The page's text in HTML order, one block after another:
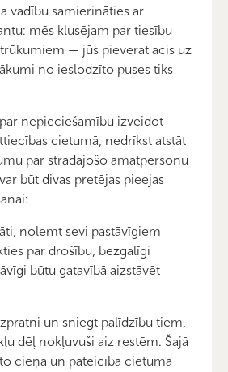
vadību samierināties ar
mēs klusējam par tiesību
— jūs pieverat acis uz
no ieslodzīto puses tiks
nepieciešamību izveidot
cietumā, nedrīkst atstāt
par strādājošo amatpersonu
būt divas pretējas pieejas
nolemt sevi pastāvīgiem
par drošību, bezgalīgi
būtu gatavībā aizstāvēt
un sniegt palīdzību tiem,
dēļ nokļuvuši aiz restēm. Šajā
cieņa un pateicība cietuma